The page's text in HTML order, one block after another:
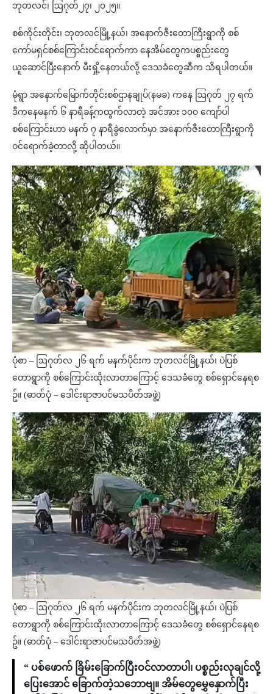
ဘုတလင်၊ ဩဂုတ်၂၇၊ ၂၀၂၅။
စစ်ကိုင်းတိုင်း၊ ဘုတလင်မြို့နယ်၊ အနောက်ဇီးတောကြီးရွာကို စစ်
ကော်မရှင်စစ်ကြောင်းဝင်ရောက်ကာ နေအိမ်တွေကပစ္စည်းတွေ
ယူဆောင်ပြီးနောက် မီးရှို့နေတယ်လို့ ဒေသခံတွေဆီက သိရပါတယ်။
မုံရွာ အနောက်မြောက်တိုင်းစစ်ဌာနချုပ်(နမခ) ကနေ ဩဂုတ် ၂၇ ရက်
ဒီကနေမနက် ၆ နာရီခန့်ကထွက်လာတဲ့ အင်အား ၁၀၀ ကျော်ပါ
စစ်ကြောင်းဟာ မနက် ၇ နာရီခွဲလောက်မှာ အနောက်ဇီးတောကြီးရွာကို
ဝင်ရောက်ခဲ့တာလို့ ဆိုပါတယ်။
ပုံစာ – ဩဂုတ်လ ၂၆ ရက် မနက်ပိုင်းက ဘုတလင်မြို့နယ်၊ ပဲပြစ်
တောရွာကို စစ်ကြောင်းထိုးလာတာကြောင့် ဒေသခံတွေ စစ်ရှောင်နေရစ
ဥ်။ (ဓာတ်ပုံ – ဒေါင်းရာဇာပင်မသပိတ်အဖွဲ့)
ပုံစာ – ဩဂုတ်လ ၂၆ ရက် မနက်ပိုင်းက ဘုတလင်မြို့နယ်၊ ပဲပြစ်
တောရွာကို စစ်ကြောင်းထိုးလာတာကြောင့် ဒေသခံတွေ စစ်ရှောင်နေရစ
ဥ်။ (ဓာတ်ပုံ – ဒေါင်းရာဇာပင်မသပိတ်အဖွဲ့)
“ ပစ်ဖောက် ခြိမ်းခြောက်ပြီးဝင်လာတာပါ၊ ပစ္စည်းလုချင်လို့
ပြေးအောင် ခြောက်တဲ့သဘောဗျ။ အိမ်တွေမွှေနှောက်ပြီး